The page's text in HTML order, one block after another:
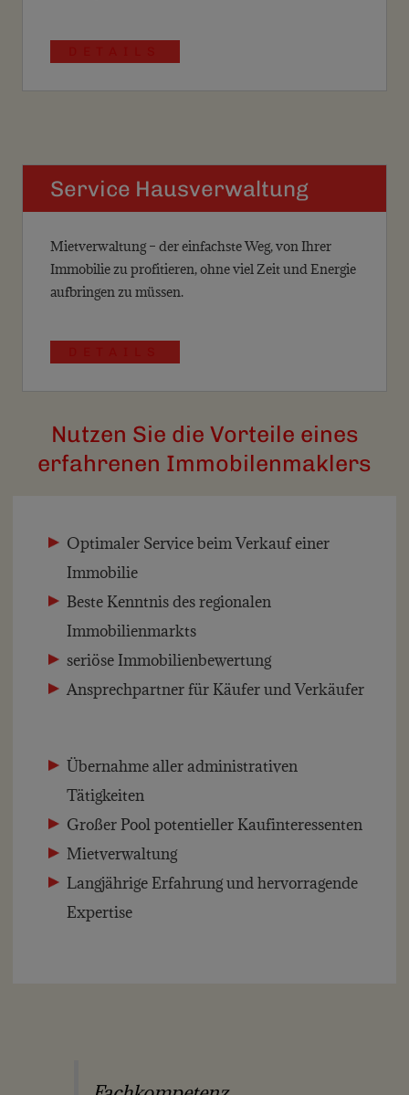
Service Hausverwaltung
Mietverwaltung – der einfachste Weg, von Ihrer
Immobilie zu profitieren, ohne viel Zeit und Energie
aufbringen zu müssen.
Nutzen Sie die Vorteile eines
erfahrenen Immobilenmaklers
Optimaler Service beim Verkauf einer
Immobilie
Beste Kenntnis des regionalen
Immobilienmarkts
seriöse Immobilienbewertung
Ansprechpartner für Käufer und Verkäufer
Übernahme aller administrativen
Tätigkeiten
Großer Pool potentieller Kaufinteressenten
Mietverwaltung
Langjährige Erfahrung und hervorragende
Expertise